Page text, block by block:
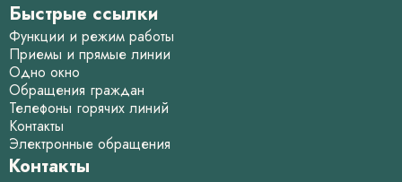
Быстрые ссылки
Функции и режим работы
Приемы и прямые линии
Одно окно
Обращения граждан
Телефоны горячих линий
Контакты
Электронные обращения
Контакты